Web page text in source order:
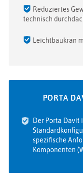
Reduziertes
technisch
Leichtbaukran
PORTA
Der Porta Davit
spezifische
Komponenten